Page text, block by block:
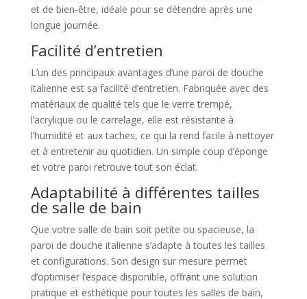
et de bien-être, idéale pour se détendre après une
longue journée.
Facilité d’entretien
L’un des principaux avantages d’une paroi de douche
italienne est sa facilité d’entretien. Fabriquée avec des
matériaux de qualité tels que le verre trempé,
l’acrylique ou le carrelage, elle est résistante à
l’humidité et aux taches, ce qui la rend facile à nettoyer
et à entretenir au quotidien. Un simple coup d’éponge
et votre paroi retrouve tout son éclat.
Adaptabilité à différentes tailles
de salle de bain
Que votre salle de bain soit petite ou spacieuse, la
paroi de douche italienne s’adapte à toutes les tailles
et configurations. Son design sur mesure permet
d’optimiser l’espace disponible, offrant une solution
pratique et esthétique pour toutes les salles de bain,